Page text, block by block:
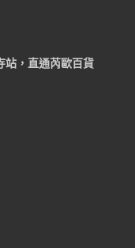
站，直通芮歐百貨